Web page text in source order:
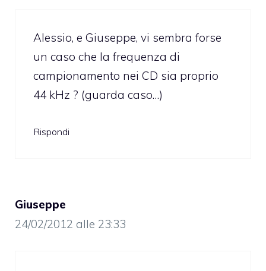
Alessio, e Giuseppe, vi sembra forse
un caso che la frequenza di
campionamento nei CD sia proprio
44 kHz ? (guarda caso…)
Rispondi
Giuseppe
24/02/2012 alle 23:33